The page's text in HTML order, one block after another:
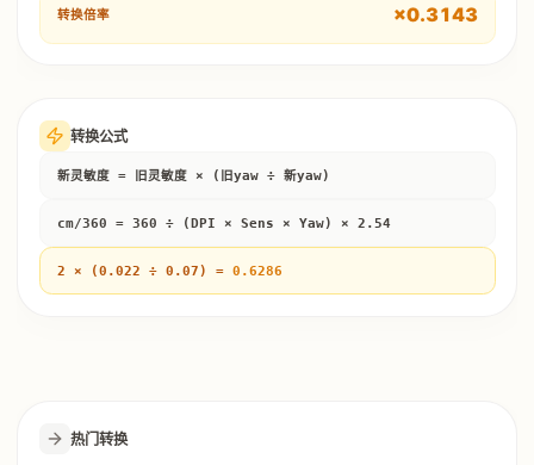
转换倍率 ×0.3143
转换公式
新灵敏度 = 旧灵敏度 × (旧yaw ÷ 新yaw)
cm/360 = 360 ÷ (DPI × Sens × Yaw) × 2.54
2 × (0.022 ÷ 0.07) = 0.6286
热门转换